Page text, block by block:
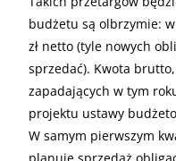
budżetu są olbrzymie:
zł netto (tyle nowych
sprzedać). Kwota
zapadających w tym
projektu ustawy
W samym pierwszym